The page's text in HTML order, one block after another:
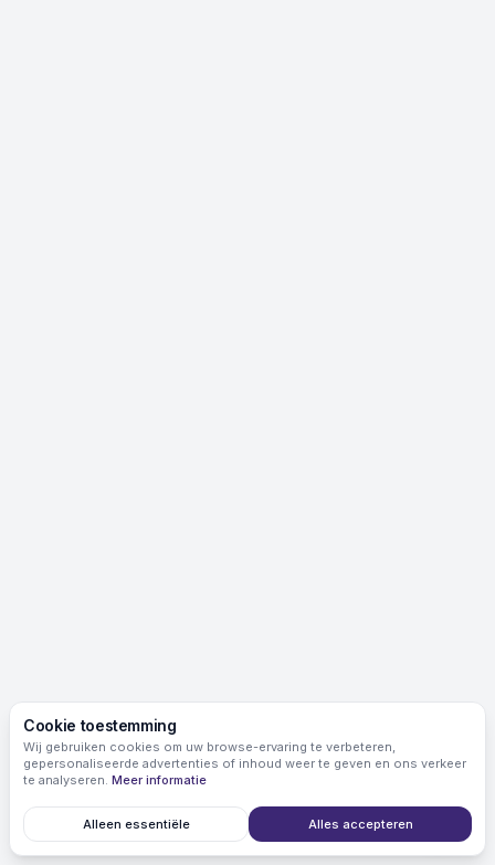
Cookie toestemming
Wij gebruiken cookies om uw browse-ervaring te verbeteren,
gepersonaliseerde advertenties of inhoud weer te geven en ons verkeer
te analyseren. Meer informatie
Alleen essentiële Alles accepteren